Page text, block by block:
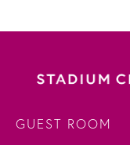
GUEST ROOM